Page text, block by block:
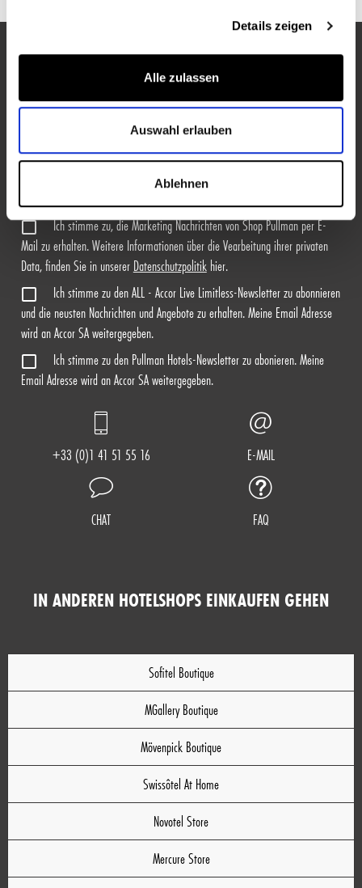
Details zeigen
Alle zulassen
Auswahl erlauben
Ablehnen
ENTDECKEN SIE MEHR VON PULLMAN HOTELS
REGISTRIEREN
Ich stimme zu, die Marketing Nachrichten von Shop Pullman per E-
Mail zu erhalten. Weitere Informationen über die Vearbeitung ihrer privaten
Data, finden Sie in unserer Datenschutzpolitikhier.
Ich stimme zu den ALL - Accor Live Limitless-Newsletter zu abonnieren
und die neusten Nachrichten und Angebote zu erhalten. Meine Email Adresse
wird an Accor SA weitergegeben.
Ich stimme zu den Pullman Hotels-Newsletter zu abonieren. Meine
Email Adresse wird an Accor SA weitergegeben.
+33 (0)1 41 51 55 16 E-MAIL
CHAT FAQ
IN ANDEREN HOTELSHOPS EINKAUFEN GEHEN
Sofitel Boutique
MGallery Boutique
Mövenpick Boutique
Swissôtel At Home
Novotel Store
Mercure Store